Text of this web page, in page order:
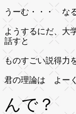
うーむ・・・ な
ようするにだ、大
話すと
ものすごい説得
君の理論は よー
んで？